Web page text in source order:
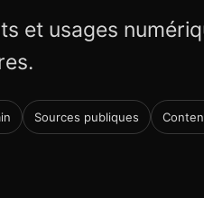
et usages
Sources publiques